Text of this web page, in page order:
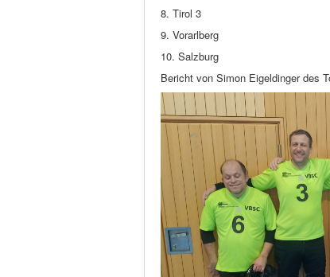
8. Tirol 3
9. Vorarlberg
10. Salzburg
Bericht von Simon Eigeldinger des